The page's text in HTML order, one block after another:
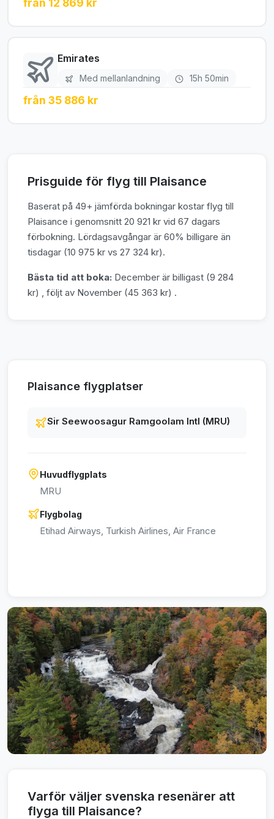
från 12 869 kr
Emirates
Med mellanlandning 15h 50min
från 35 886 kr
Prisguide för flyg till Plaisance
Baserat på 49+ jämförda bokningar kostar flyg till
Plaisance i genomsnitt 20 921 kr vid 67 dagars
förbokning. Lördagsavgångar är 60% billigare än
tisdagar (10 975 kr vs 27 324 kr).
Bästa tid att boka: December är billigast (9 284
kr) , följt av November (45 363 kr) .
Plaisance flygplatser
Sir Seewoosagur Ramgoolam Intl (MRU)
Huvudflygplats
MRU
Flygbolag
Etihad Airways, Turkish Airlines, Air France
Varför väljer svenska resenärer att
flyga till Plaisance?